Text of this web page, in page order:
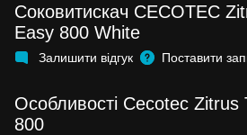
Соковитискач CECOTEC
Easy 800 White
Залишити відгук Поставити
Особливості Cecotec Zitrus
800